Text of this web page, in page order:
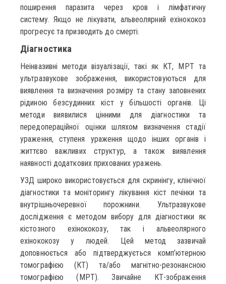
поширення паразита через кров і лімфатичну
систему. Якщо не лікувати, альвеолярний ехінококоз
прогресує та призводить до смерті.
Діагностика
Неінвазивні методи візуалізації, такі як КТ, МРТ та
ультразвукове зображення, використовуються для
виявлення та визначення розміру та стану заповнених
рідиною безсудинних кіст у більшості органів. Ці
методи виявилися цінними для діагностики та
передопераційної оцінки шляхом визначення стадії
ураження, ступеня ураження щодо інших органів і
життєво важливих структур, а також виявлення
наявності додаткових прихованих уражень.
УЗД широко використовується для скринінгу, клінічної
діагностики та моніторингу лікування кіст печінки та
внутрішньочеревної порожнини. Ультразвукове
дослідження є методом вибору для діагностики як
кістозного ехінококозу, так і альвеолярного
ехінококозу у людей. Цей метод зазвичай
доповнюється або підтверджується комп’ютерною
томографією (КТ) та/або магнітно-резонансною
томографією (МРТ). Звичайне КТ-зображення